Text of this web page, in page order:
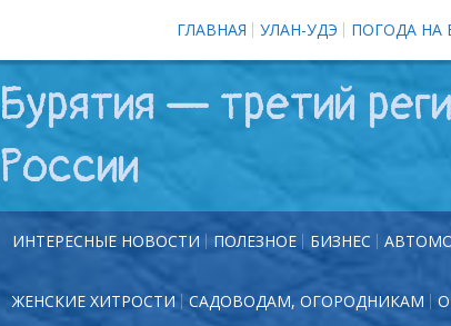
ГЛАВНАЯ УЛАН-УДЭ ПОГОДА НА
Бурятия — третий
России
ИНТЕРЕСНЫЕ НОВОСТИ ПОЛЕЗНОЕ БИЗНЕС
ЖЕНСКИЕ ХИТРОСТИ САДОВОДАМ, ОГОРОДНИКАМ